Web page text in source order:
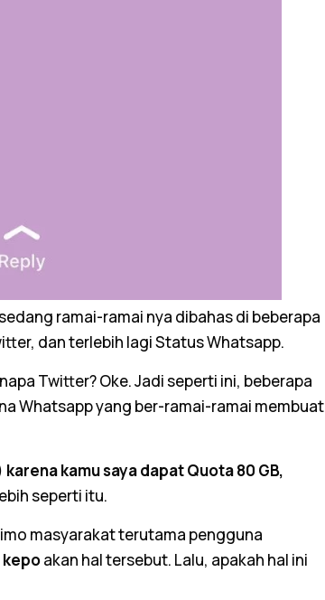
ramai-ramai nya dibahas di beberapa
dan terlebih lagi Status Whatsapp.
Twitter? Oke. Jadi seperti ini, beberapa
Whatsapp yang ber-ramai-ramai membuat
karena kamu saya dapat Quota 80 GB,
seperti itu.
masyarakat terutama pengguna
kepoakan hal tersebut. Lalu, apakah hal ini